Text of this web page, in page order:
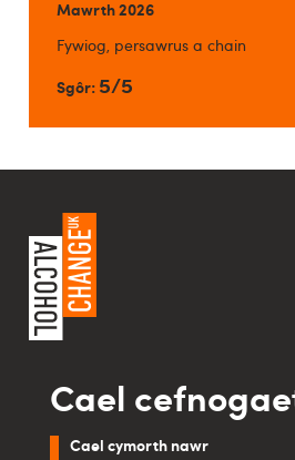
Mawrth 2026
Fywiog, persawrus a chain
Sgôr: 5/5
Cael
Cael cymorth nawr